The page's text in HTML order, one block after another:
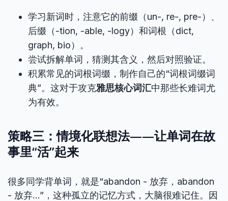
学习新词时，注意它的前缀（un-, re-, pre-）、
后缀（-tion, -able, -logy）和词根（dict,
graph, bio）。
尝试拆解单词，猜测其含义，然后对照验证。
积累常见的词根词缀，制作自己的“词根词缀词
典”。这对于攻克雅思核心词汇中那些长难词尤
为有效。
策略三：情境化联想法——让单词在故
事里“活”起来
很多同学背单词，就是“abandon - 放弃，abandon
- 放弃…”，这种孤立的记忆方式，大脑很难记住。因